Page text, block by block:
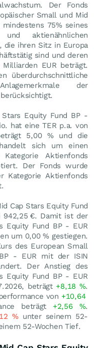
Der Fonds
Small und Mid
75% seines
aktienähnlichen
die ihren Sitz in Europa
sind und deren
EUR beträgt.
überdurchschnittliche
der
Equity Fund BP -
hat eine TER p.a. von
5,00 % und die
sich um einen
Aktienfonds
Der Fonds wurde
Kategorie Aktienfonds
Cap Stars Equity Fund
942,25 €. Damit ist der
Equity Fund BP - EUR
um 0,00% gestiegen.
des European Small
- EUR mit der ISIN
Der Anstieg des
Equity Fund BP - EUR
beträgt +8,18 %.
von +10,64
beträgt +2,56 %.
%unter seinem 52-
52-Wochen Tief.